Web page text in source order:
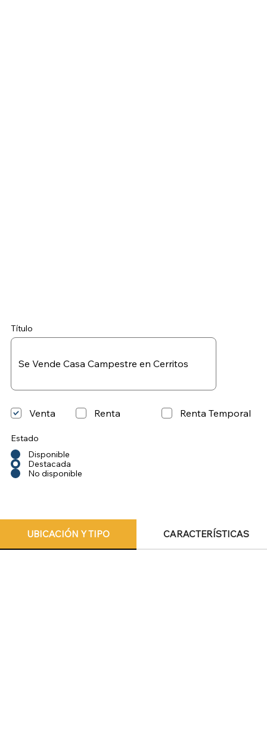
Título
Estado
Disponible
Destacada
No disponible
Renta
Venta Renta Temporal
UBICACIÓN Y TIPO CARACTERÍSTICAS